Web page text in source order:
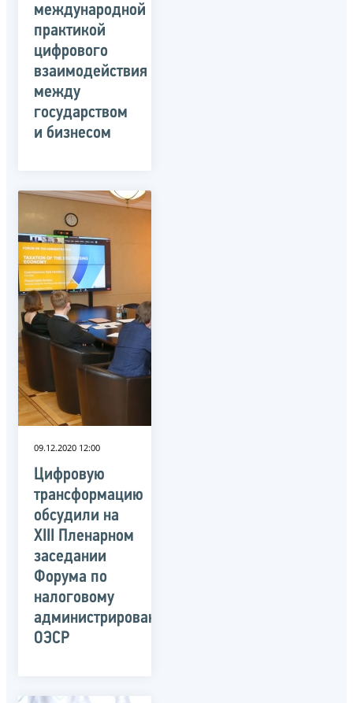
международной
практикой
цифрового
взаимодействия
между
государством
и бизнесом
09.12.2020 12:00
Цифровую
трансформацию
обсудили на
XIII Пленарном
заседании
Форума по
налоговому
администрированию
ОЭСР